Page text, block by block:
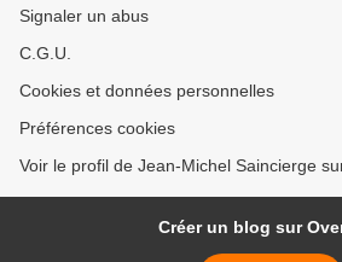
Signaler un abus
C.G.U.
Cookies et données personnelles
Préférences cookies
Voir le profil de Jean-Michel Saincierge
Créer un blog sur